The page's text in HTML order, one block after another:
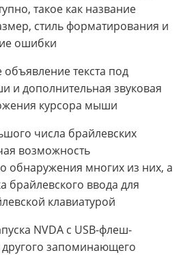
такое как название
стиль форматирования и
ошибки
текста под
и дополнительная звуковая
курсора мыши
числа брайлевских
возможность
обнаружения многих из них, а
брайлевского ввода для
клавиатурой
NVDA с USB-флеш-
другого запоминающего